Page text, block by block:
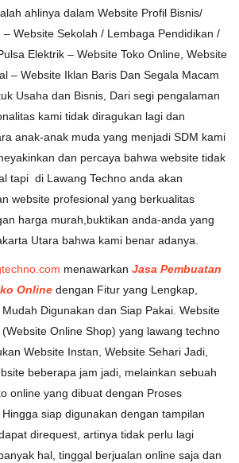
ahlinya dalam Website Profil Bisnis/
– Website Sekolah / Lembaga Pendidikan /
Elektrik – Website Toko Online, Website
– Website Iklan Baris Dan Segala Macam
Usaha dan Bisnis, Dari segi pengalaman
kami tidak diragukan lagi dan
anak-anak muda yang menjadi SDM kami
dan percaya bahwa website tidak
tapi di Lawang Techno anda akan
website profesional yang berkualitas
harga murah,buktikan anda-anda yang
Utara bahwa kami benar adanya.
menawarkan Jasa Pembuatan
Online dengan Fitur yang Lengkap,
Digunakan dan Siap Pakai. Website
(Website Online Shop) yang lawang techno
Website Instan, Website Sehari Jadi,
beberapa jam jadi, melainkan sebuah
online yang dibuat dengan Proses
siap digunakan dengan tampilan
direquest, artinya tidak perlu lagi
hal, tinggal berjualan online saja dan